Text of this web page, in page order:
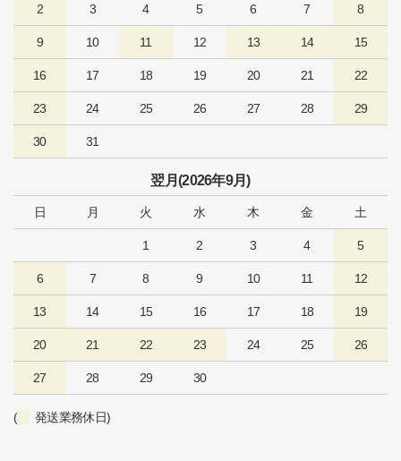
2 3 4 5 6 7 8
9 10 11 12 13 14 15
16 17 18 19 20 21 22
23 24 25 26 27 28 29
30 31
翌月(2026年9月)
日 月 火 水 木 金 土
1 2 3 4 5
6 7 8 9 10 11 12
13 14 15 16 17 18 19
20 21 22 23 24 25 26
27 28 29 30
( 発送業務休日)